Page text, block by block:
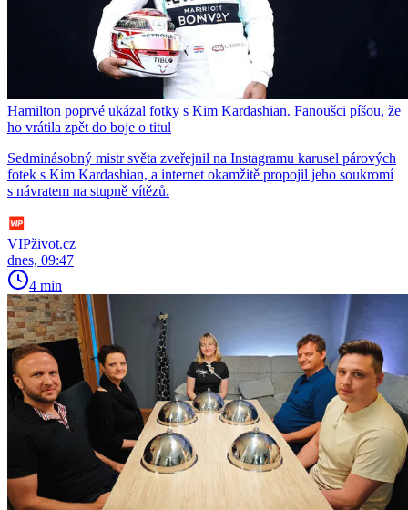
Hamilton poprvé ukázal fotky s Kim Kardashian. Fanoušci píšou, že
ho vrátila zpět do boje o titul
Sedminásobný mistr světa zveřejnil na Instagramu karusel párových
fotek s Kim Kardashian, a internet okamžitě propojil jeho soukromí
s návratem na stupně vítězů.
VIPživot.cz
dnes, 09:47
4 min